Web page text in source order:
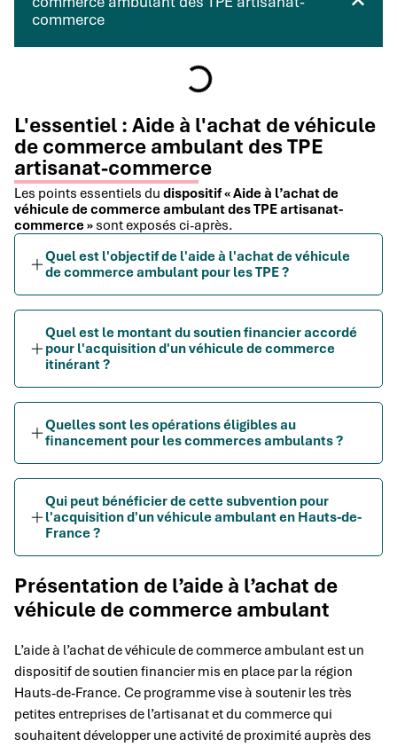
commerce
L'essentiel : Aide à l'achat de véhicule
de commerce ambulant des TPE
artisanat-commerce
Les points essentiels du dispositif « Aide à l’achat de
véhicule de commerce ambulant des TPE artisanat-
commerce » sont exposés ci-après.
Quel est l'objectif de l'aide à l'achat de véhicule
de commerce ambulant pour les TPE ?
Quel est le montant du soutien financier accordé
pour l'acquisition d'un véhicule de commerce
itinérant ?
Quelles sont les opérations éligibles au
financement pour les commerces ambulants ?
Qui peut bénéficier de cette subvention pour
l'acquisition d'un véhicule ambulant en Hauts-de-
France ?
Présentation de l’aide à l’achat de
véhicule de commerce ambulant
L’aide à l’achat de véhicule de commerce ambulant est un
dispositif de soutien financier mis en place par la région
Hauts-de-France. Ce programme vise à soutenir les très
petites entreprises de l’artisanat et du commerce qui
souhaitent développer une activité de proximité auprès des